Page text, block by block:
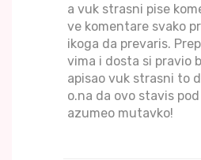
a vuk strasni pise
ve komentare svako
ikoga da prevaris.
vima i dosta si pravio
apisao vuk strasni to
o.na da ovo stavis
azumeo mutavko!